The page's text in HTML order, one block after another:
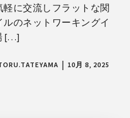
に交流しフラットな関
のネットワーキングイ
[…]
| 10月 8, 2025